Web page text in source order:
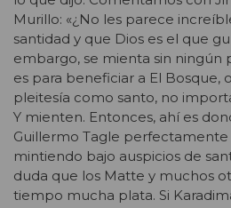
Murillo: «¿No les parece
santidad y que Dios es el que
embargo, se mienta sin ningún
es para beneficiar a El Bosque,
pleitesía como santo, no
Y mienten. Entonces, ahí es
Guillermo Tagle
mintiendo bajo auspicios de
duda que los Matte y muchos
tiempo mucha plata. Si